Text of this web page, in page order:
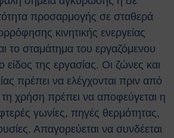
προσαρμογής σε σταθερά
κινητικής ενεργείας
το σταμάτημα του εργαζόμενου
της εργασίας. Οι ζώνες και
πρέπει να ελέγχονται πριν από
χρήση πρέπει να αποφεύγεται η
γωνίες, πηγές θερµότητας,
Απαγορεύεται να συνδέεται